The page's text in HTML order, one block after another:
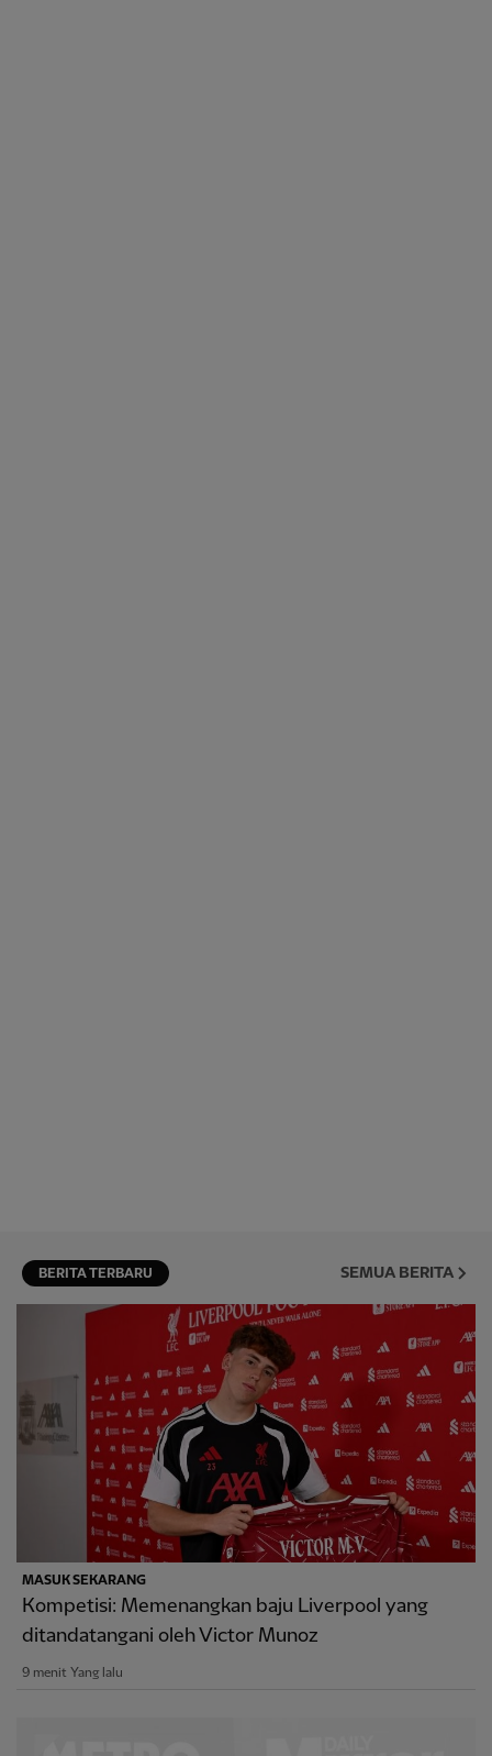
BERITA TERBARU SEMUA BERITA
MASUK SEKARANG
Kompetisi: Memenangkan baju Liverpool yang
ditandatangani oleh Victor Munoz
9 menit Yang lalu